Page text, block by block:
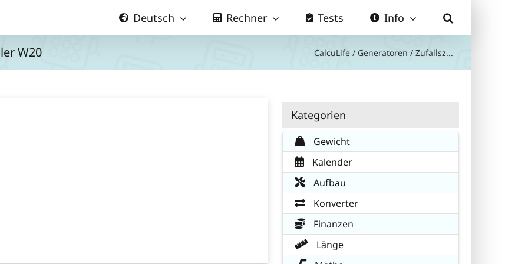
Deutsch Rechner Tests Info
W20 CalcuLife / Generatoren / Zufallsz...
Kategorien
Gewicht
Kalender
Aufbau
Konverter
Finanzen
Länge